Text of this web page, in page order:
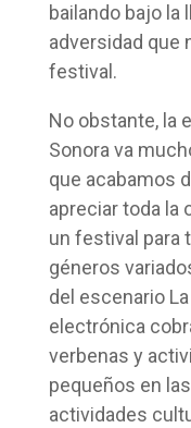
bailando bajo la
adversidad que
festival.
No obstante, la
Sonora va
que acabamos
apreciar toda la
un festival para
géneros
del escenario
electrónica
verbenas y
pequeños en
actividades